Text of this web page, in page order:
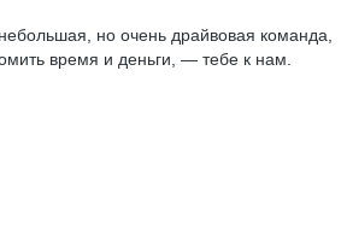
но очень драйвовая команда,
время и деньги, — тебе к нам.